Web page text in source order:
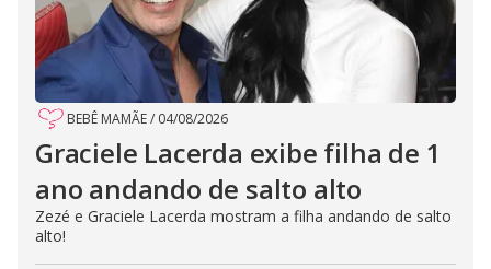
BEBÊ MAMÃE/ 04/08/2026
Graciele Lacerda exibe filha de 1
ano andando de salto alto
Zezé e Graciele Lacerda mostram a filha andando de salto
alto!